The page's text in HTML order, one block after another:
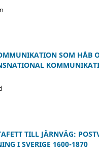
SOM HÅB
TILL JÄRNVÄG:
I SVERIGE 1600-1870